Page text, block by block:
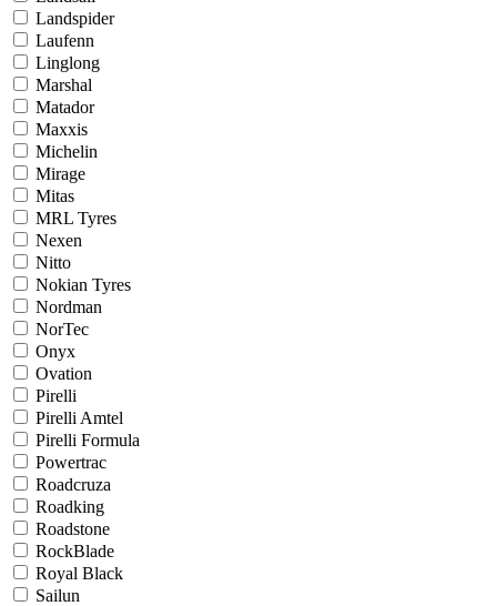
Landspider
Laufenn
Linglong
Marshal
Matador
Maxxis
Michelin
Mirage
Mitas
MRL Tyres
Nexen
Nitto
Nokian Tyres
Nordman
NorTec
Onyx
Ovation
Pirelli
Pirelli Amtel
Pirelli Formula
Powertrac
Roadcruza
Roadking
Roadstone
RockBlade
Royal Black
Sailun